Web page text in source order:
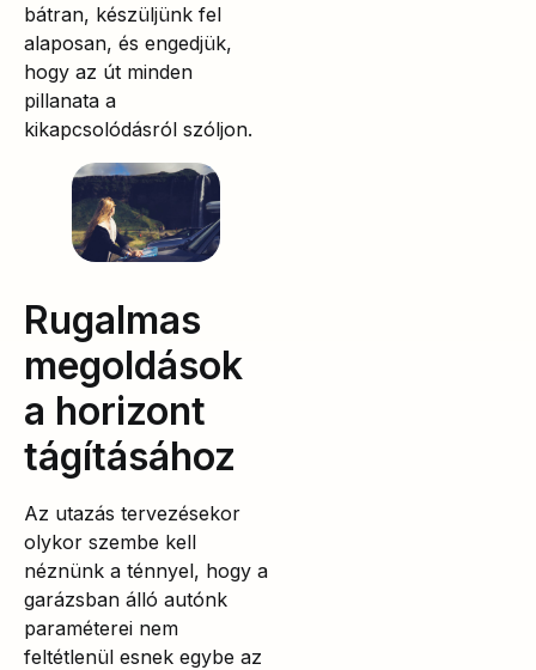
bátran, készüljünk fel
alaposan, és engedjük,
hogy az út minden
pillanata a
kikapcsolódásról szóljon.
Rugalmas
megoldások
a horizont
tágításához
Az utazás tervezésekor
olykor szembe kell
néznünk a ténnyel, hogy a
garázsban álló autónk
paraméterei nem
feltétlenül esnek egybe az